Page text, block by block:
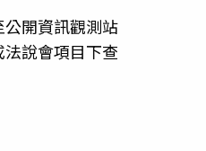
開資訊觀測站
說會項目下查